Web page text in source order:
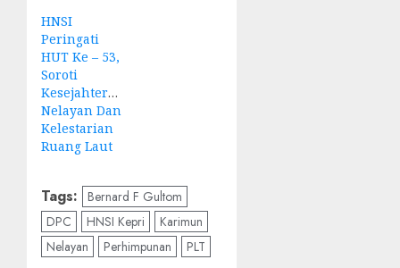
HNSI
Peringati
HUT Ke – 53,
Soroti
Kesejahteraan
Nelayan Dan
Kelestarian
Ruang Laut
Tags: Bernard F Gultom
DPC
HNSI Kepri
Karimun
Nelayan
Perhimpunan PLT